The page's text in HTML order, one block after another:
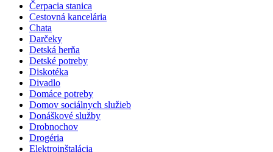
Čerpacia stanica
Cestovná kancelária
Chata
Darčeky
Detská herňa
Detské potreby
Diskotéka
Divadlo
Domáce potreby
Domov sociálnych služieb
Donáškové služby
Drobnochov
Drogéria
Elektroinštalácia